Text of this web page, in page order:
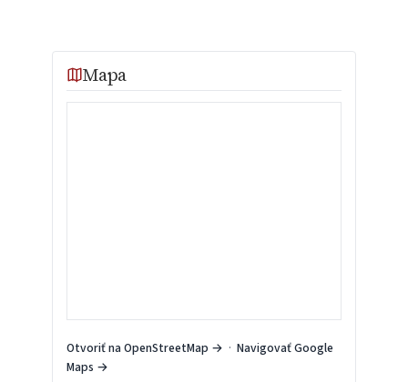
Mapa
Otvoriť na OpenStreetMap → · Navigovať Google
Maps →